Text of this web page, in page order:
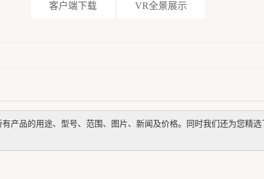
客户端下载 VR全景展示
有产品的用途、型号、范围、图片、新闻及价格。同时我们还为您精选